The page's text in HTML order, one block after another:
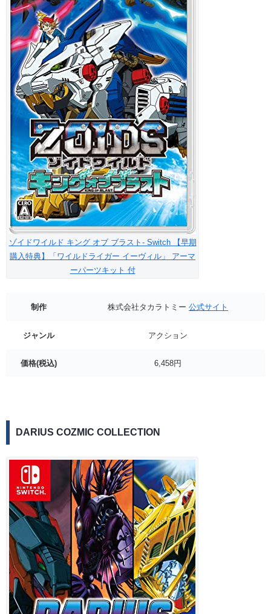
ゾイドワイルド キング オブ ブラスト- Switch 【早期
購入特典】「ワイルドライガー イーヴィル」 アーマ
ーパーツキット 付
制作 株式会社タカラトミー 公式サイト
ジャンル アクション
価格(税込) 6,458円
DARIUS COZMIC COLLECTION